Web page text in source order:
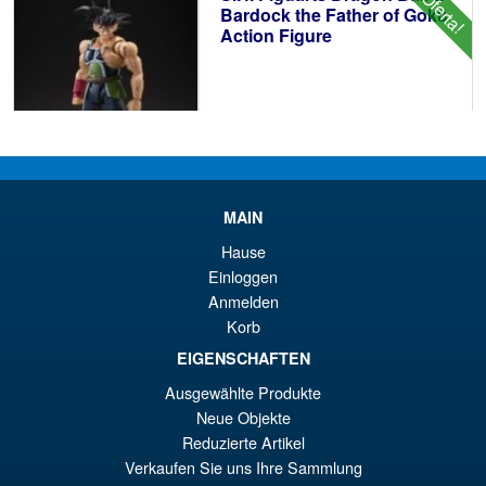
Bardock the Father of Goku
Action Figure
El
€73.71
El
S.H.Figuarts One Piece Nico
Robin (Enies Lobby) Action
Figure
PRE ORDENA
MAIN
Hause
Einloggen
Anmelden
Korb
EIGENSCHAFTEN
Ausgewählte Produkte
Neue Objekte
Reduzierte Artikel
Verkaufen Sie uns Ihre Sammlung